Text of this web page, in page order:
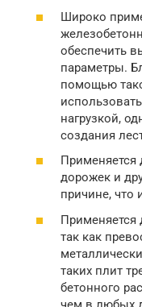
Широко
обеспечить
параметры.
помощью
нагрузкой,
создания
дорожек и
причине, что
Применяется
так как
таких плит
бетонного